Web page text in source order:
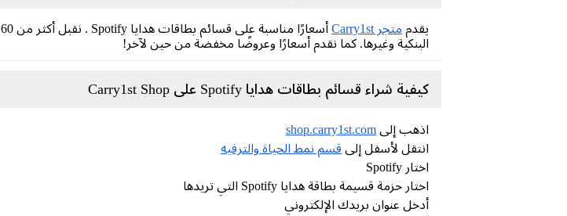
يقدم متجر Carry1st
البنكية وغيرها. كما نقدم أسعارًا وعروضًا مخفضة من حين لآخر!
كيفية شراء قسائم بطاقات هدايا Spotify على Carry1st Shop
اذهب إلى shop.carry1st.com
انتقل لأسفل إلى قسم نمط الحياة والترفيه
اختار Spotify
اختار حزمة قسيمة بطاقة هدايا Spotify التي تريدها
أدخل عنوان بريدك الإلكتروني